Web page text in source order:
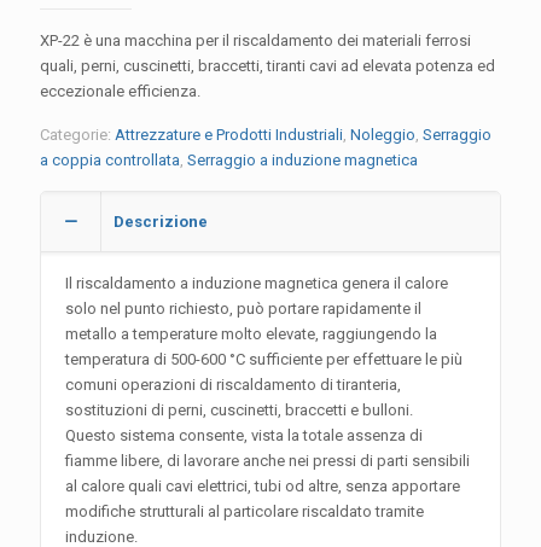
XP-22 è una macchina per il riscaldamento dei materiali ferrosi
quali, perni, cuscinetti, braccetti, tiranti cavi ad elevata potenza ed
eccezionale efficienza.
Categorie: Attrezzature e Prodotti Industriali Noleggio Serraggio
a coppia controllata Serraggio a induzione magnetica
Descrizione
Il riscaldamento a induzione magnetica genera il calore
solo nel punto richiesto, può portare rapidamente il
metallo a temperature molto elevate, raggiungendo la
temperatura di 500-600 °C sufficiente per effettuare le più
comuni operazioni di riscaldamento di tiranteria,
sostituzioni di perni, cuscinetti, braccetti e bulloni.
Questo sistema consente, vista la totale assenza di
fiamme libere, di lavorare anche nei pressi di parti sensibili
al calore quali cavi elettrici, tubi od altre, senza apportare
modifiche strutturali al particolare riscaldato tramite
induzione.